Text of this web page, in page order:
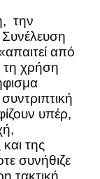
την
από
τη χρήση
υπέρ,
της
συνήθιζε
τακτική